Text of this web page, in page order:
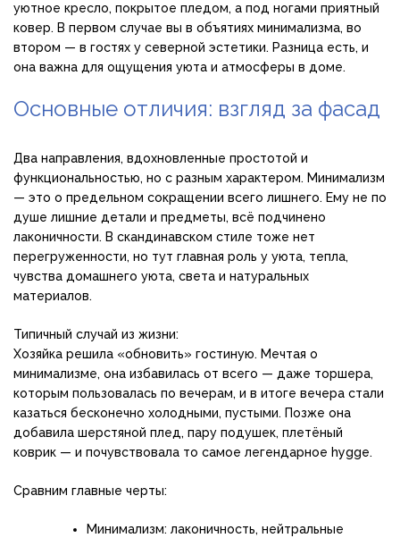
уютное кресло, покрытое пледом, а под ногами приятный
ковер. В первом случае вы в объятиях минимализма, во
втором — в гостях у северной эстетики. Разница есть, и
она важна для ощущения уюта и атмосферы в доме.
Основные отличия: взгляд за фасад
Два направления, вдохновленные простотой и
функциональностью, но с разным характером. Минимализм
— это о предельном сокращении всего лишнего. Ему не по
душе лишние детали и предметы, всё подчинено
лаконичности. В скандинавском стиле тоже нет
перегруженности, но тут главная роль у уюта, тепла,
чувства домашнего уюта, света и натуральных
материалов.
Типичный случай из жизни:
Хозяйка решила «обновить» гостиную. Мечтая о
минимализме, она избавилась от всего — даже торшера,
которым пользовалась по вечерам, и в итоге вечера стали
казаться бесконечно холодными, пустыми. Позже она
добавила шерстяной плед, пару подушек, плетёный
коврик — и почувствовала то самое легендарное hygge.
Сравним главные черты:
Минимализм: лаконичность, нейтральные